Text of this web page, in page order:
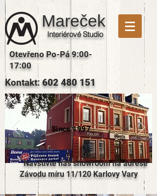
Mareček
Interiérové Studio
Otevřeno Po-Pá 9:00-
17:00
Kontakt:602 480 151
Since 1997
Navštivte náš showroom na adrese
Závodu míru 11/120 Karlovy Vary